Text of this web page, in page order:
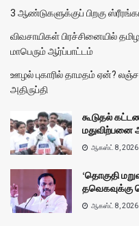
3 ஆண்டுகளுக்குப் பிறகு
விவசாயிகள் பிரச்சினையில்
மாபெரும் ஆர்ப்பாட்டம்
ஊழல் புகாரில் தாமதம் ஏன்? லஞ்ச
அதிருப்தி
கூடுதல்
ஆகஸ்ட் 8, 2026
‘தொகுதி
தவெகவுக்கு
ஆகஸ்ட் 8, 2026